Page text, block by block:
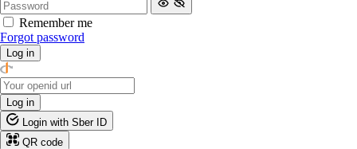
Remember me
Forgot password
Log in
Log in
Login with Sber ID
QR code